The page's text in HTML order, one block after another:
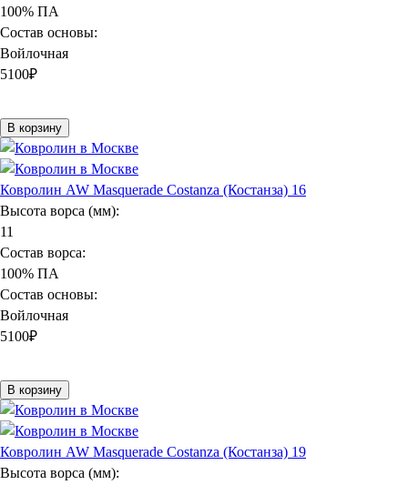
100% ПА
Состав основы:
Войлочная
5100₽
В корзину
Ковролин AW Masquerade Costanza (Костанза) 16
Высота ворса (мм):
11
Состав ворса:
100% ПА
Состав основы:
Войлочная
5100₽
В корзину
Ковролин AW Masquerade Costanza (Костанза) 19
Высота ворса (мм):